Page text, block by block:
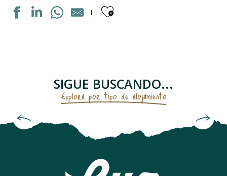
Ajouter aux
RESIDENCE LUZÉA
APPARTEMENT
APPARTEMENT TEMPLIERS
LE TOY - CHALET DE PIERRE VUE PANORAMIQUE
MAISON LE BERGONS
APPARTEMENT DANS MAISON
CHALET TROUMOUSE
APPARTEMENT DANS RESIDENCE
SIGUE BUSCANDO...
Explora por tipo de alojamiento
Alojamientos amueblados y casas rurales